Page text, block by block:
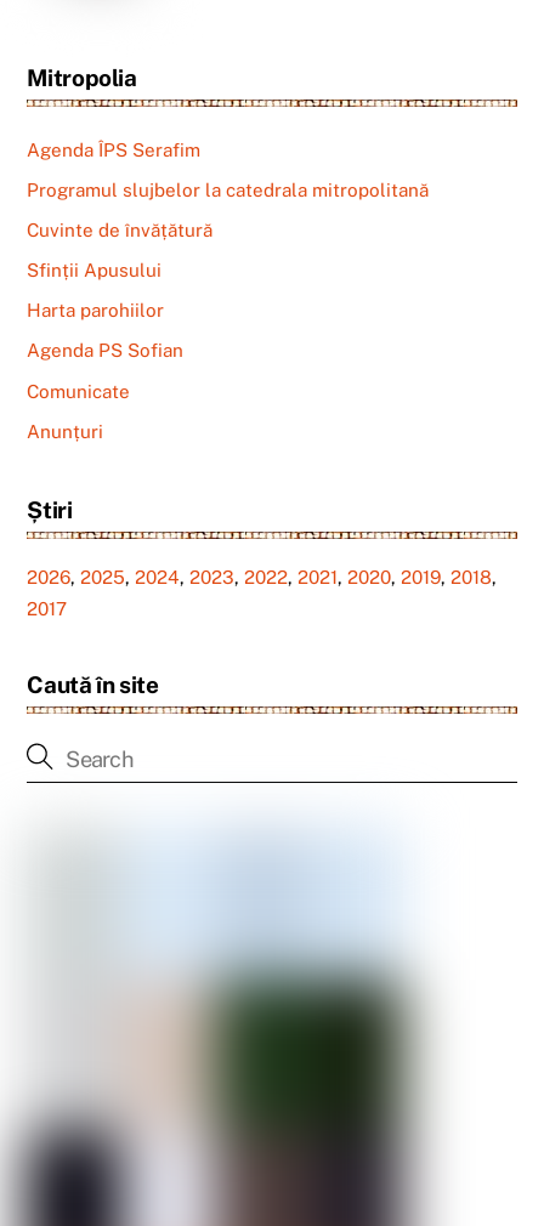
Mitropolia
Agenda ÎPS Serafim
Programul slujbelor la catedrala mitropolitană
Cuvinte de învățătură
Sfinții Apusului
Harta parohiilor
Agenda PS Sofian
Comunicate
Anunțuri
Știri
2026,2025,2024,2023,2022,2021,2020,2019,2018,
2017
Caută în site